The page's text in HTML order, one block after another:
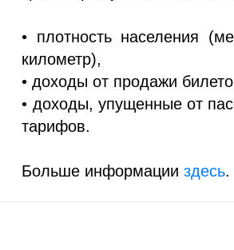
• плотность населения
километр),
• доходы от продажи
• доходы, упущенные от
тарифов.
Больше информацииздесь.